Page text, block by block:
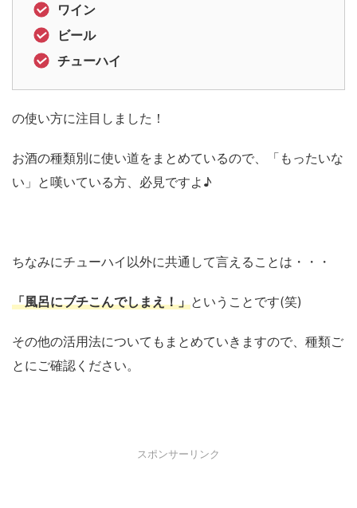
ワイン
ビール
チューハイ
の使い方に注目しました！
お酒の種類別に使い道をまとめているので、「もったいな
い」と嘆いている方、必見ですよ♪
ちなみにチューハイ以外に共通して言えることは・・・
「風呂にブチこんでしまえ！」ということです(笑)
その他の活用法についてもまとめていきますので、種類ご
とにご確認ください。
スポンサーリンク